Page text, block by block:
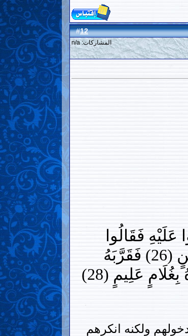
#
12
المشاركات: n/a
(24) إِذْ دَخَلُوا عَلَيْهِ فَقَالُوا
(25) فَرَاغَ إِلَى أَهْلِهِ فَجَاءَ بِعِجْلٍ سَمِينٍ (26) فَقَرَّبَهُ
قَالُوا لَا تَخَفْ وَبَشَّرُوهُ بِغُلَامٍ عَلِيمٍ (28)
ولكنه انكرهم